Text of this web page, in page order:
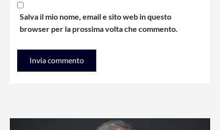
Salva il mio nome, email e sito web in questo
browser per la prossima volta che commento.